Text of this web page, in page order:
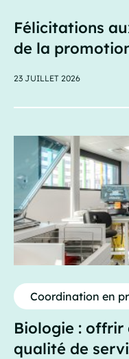
Félicitations
de la
23 JUILLET 2026
Coordination en
Biologie : offrir
qualité de